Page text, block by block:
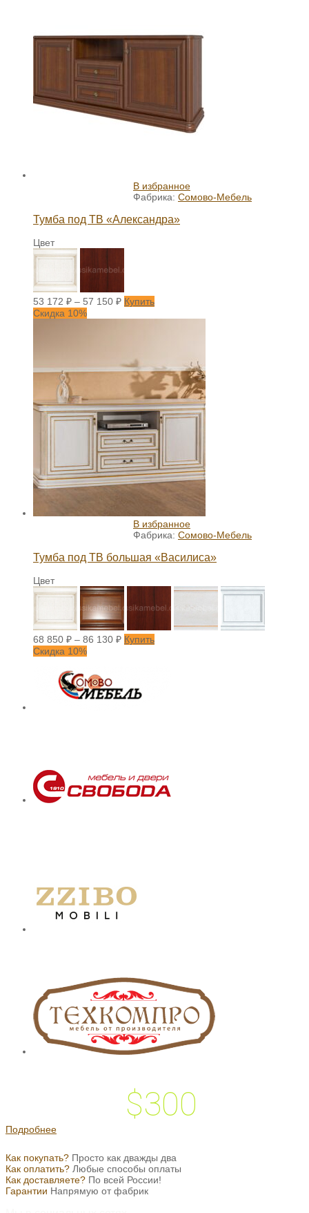
В избранное
Фабрика: Сомово-Мебель
Тумба под ТВ «Александра»
Цвет
53 172 ₽ – 57 150 ₽ Купить
Скидка 10%
В избранное
Фабрика: Сомово-Мебель
Тумба под ТВ большая «Василиса»
Цвет
68 850 ₽ – 86 130 ₽ Купить
Скидка 10%
$300
Подробнее
Как покупать? Просто как дважды два
Как оплатить? Любые способы оплаты
Как доставляете? По всей России!
Гарантии Напрямую от фабрик